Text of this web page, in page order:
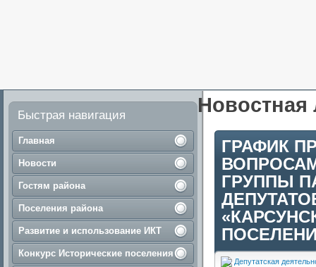
Быстрая навигация
Главная
Новости
Гостям района
Поселения района
Развитие и использование ИКТ
Конкурс Исторические поселения
Новостная
ГРАФИК
ГРУППЫ
Депутатская